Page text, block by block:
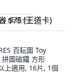
(王道卡)
百耘圖 Toy
圖磁鐵 方形
上適用, 16片, 1個